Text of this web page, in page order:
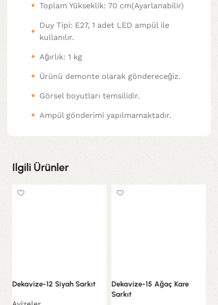
Toplam Yükseklik: 70 cm(Ayarlanabilir)
Duy Tipi: E27, 1 adet LED ampül ile
kullanılır.
Ağırlık: 1 kg
Ürünü demonte olarak göndereceğiz.
Görsel boyutları temsilidir.
Ampül gönderimi yapılmamaktadır.
Ilgili Ürünler
Dekavize-12 Siyah Sarkıt
Dekavize-15 Ağaç Kare
Sarkıt